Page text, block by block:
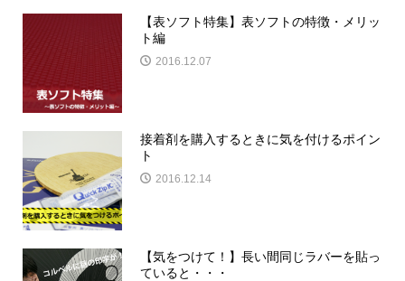
【表ソフト特集】表ソフトの特徴・メリッ
ト編
2016.12.07
接着剤を購入するときに気を付けるポイン
ト
2016.12.14
【気をつけて！】長い間同じラバーを貼っ
ていると・・・